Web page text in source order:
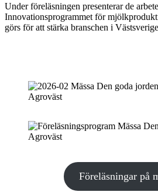
Under föreläsningen presenterar de
Innovationsprogrammet för
görs för att stärka branschen i
Föreläsningar på